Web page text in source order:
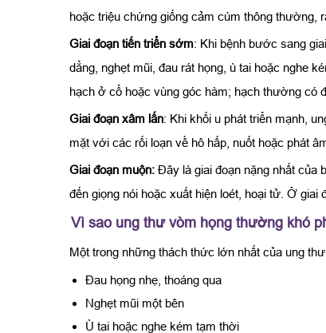
hoặc triệu chứng giống cảm cúm thông thường,
Giai đoạn tiến triển sớm: Khi bệnh bước sang
dẳng, nghẹt mũi, đau rát họng, ù tai hoặc nghe
hạch ở cổ hoặc vùng góc hàm; hạch thường có
Giai đoạn xâm lấn: Khi khối u phát triển mạnh,
mặt với các rối loạn về hô hấp, nuốt hoặc phát
Giai đoạn muộn: Đây là giai đoạn nặng nhất của
đến giọng nói hoặc xuất hiện loét, hoại tử. Ở
Vì sao ung thư vòm họng thường khó
Một trong những thách thức lớn nhất của ung
Đau họng nhẹ, thoáng qua
Nghẹt mũi một bên
Ù tai hoặc nghe kém tạm thời